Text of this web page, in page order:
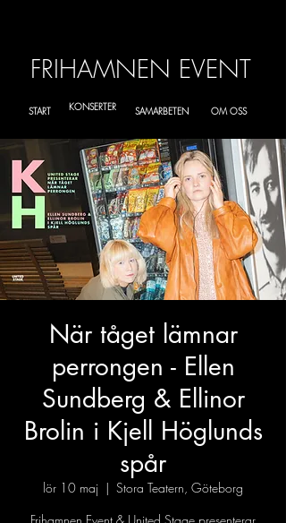
FRIHAMNEN EVENT
START OM OSS
SAMARBETEN
KONSERTER
När tåget lämnar
perrongen - Ellen
Sundberg & Ellinor
Brolin i Kjell Höglunds
spår
lör 10 maj
  |
Stora Teatern, Göteborg